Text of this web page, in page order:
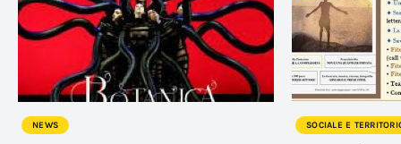
NEWS SOCIALE E